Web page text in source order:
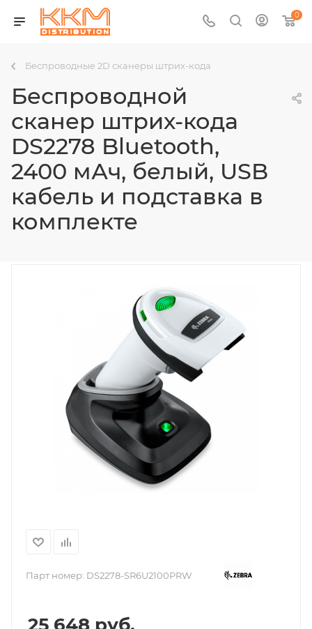
0
Беспроводные 2D сканеры штрих-кода
Беспроводной
сканер штрих-кода
DS2278 Bluetooth,
2400 мАч, белый, USB
кабель и подставка в
комплекте
Парт номер: DS2278-SR6U2100PRW